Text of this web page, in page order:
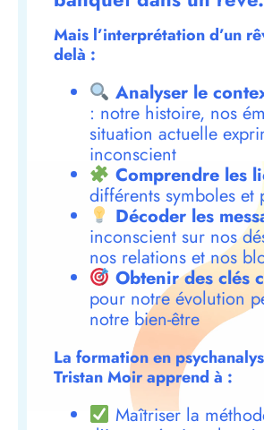
Mais l’interprétation d’un
delà :
Analyser le
: notre histoire, nos
situation actuelle
inconscient
Comprendre les
différents symboles et
Décoder les
inconscient sur nos
nos relations et nos
Obtenir des clés
pour notre évolution
notre bien-être
La formation en
Tristan Moir apprend à :
Maîtriser la